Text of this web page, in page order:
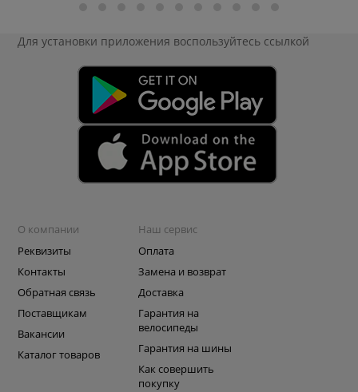
Для установки приложения воспользуйтесь ссылкой
О компании
Реквизиты
Контакты
Обратная связь
Поставщикам
Вакансии
Каталог товаров
Наш сервис
Оплата
Замена и возврат
Доставка
Гарантия на
велосипеды
Гарантия на шины
Как совершить
покупку